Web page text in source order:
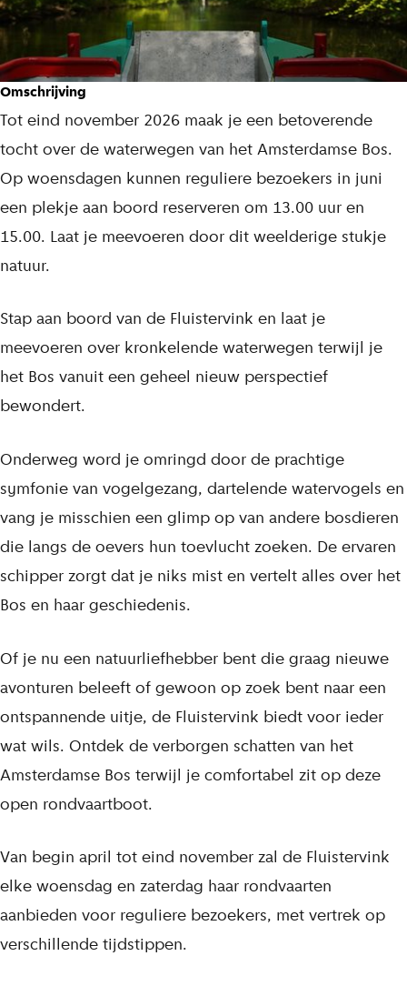
t
m
e
t
d
e
l
s
t
e
r
i
n
k
|
W
o
n
s
d
a
g
Omschrijving
Tot eind november 2026 maak je een betoverende
tocht over de waterwegen van het Amsterdamse Bos.
Op woensdagen kunnen reguliere bezoekers in juni
een plekje aan boord reserveren om 13.00 uur en
15.00. Laat je meevoeren door dit weelderige stukje
natuur.
Stap aan boord van de Fluistervink en laat je
meevoeren over kronkelende waterwegen terwijl je
het Bos vanuit een geheel nieuw perspectief
bewondert.
Onderweg word je omringd door de prachtige
symfonie van vogelgezang, dartelende watervogels en
vang je misschien een glimp op van andere bosdieren
die langs de oevers hun toevlucht zoeken. De ervaren
schipper zorgt dat je niks mist en vertelt alles over het
Bos en haar geschiedenis.
Of je nu een natuurliefhebber bent die graag nieuwe
avonturen beleeft of gewoon op zoek bent naar een
ontspannende uitje, de Fluistervink biedt voor ieder
wat wils. Ontdek de verborgen schatten van het
Amsterdamse Bos terwijl je comfortabel zit op deze
open rondvaartboot.
Van begin april tot eind november zal de Fluistervink
elke woensdag en zaterdag haar rondvaarten
aanbieden voor reguliere bezoekers, met vertrek op
verschillende tijdstippen.